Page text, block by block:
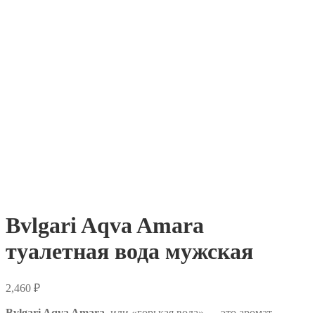
Bvlgari Aqva Amara
туалетная вода мужская
2,460 ₽